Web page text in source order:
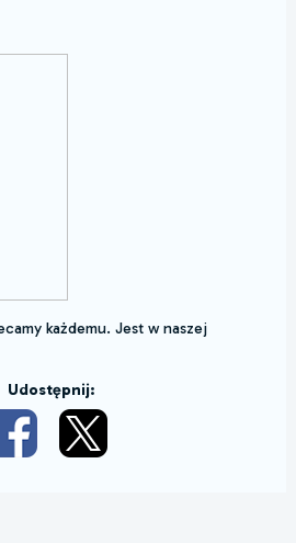
każdemu. Jest w naszej
Udostępnij: